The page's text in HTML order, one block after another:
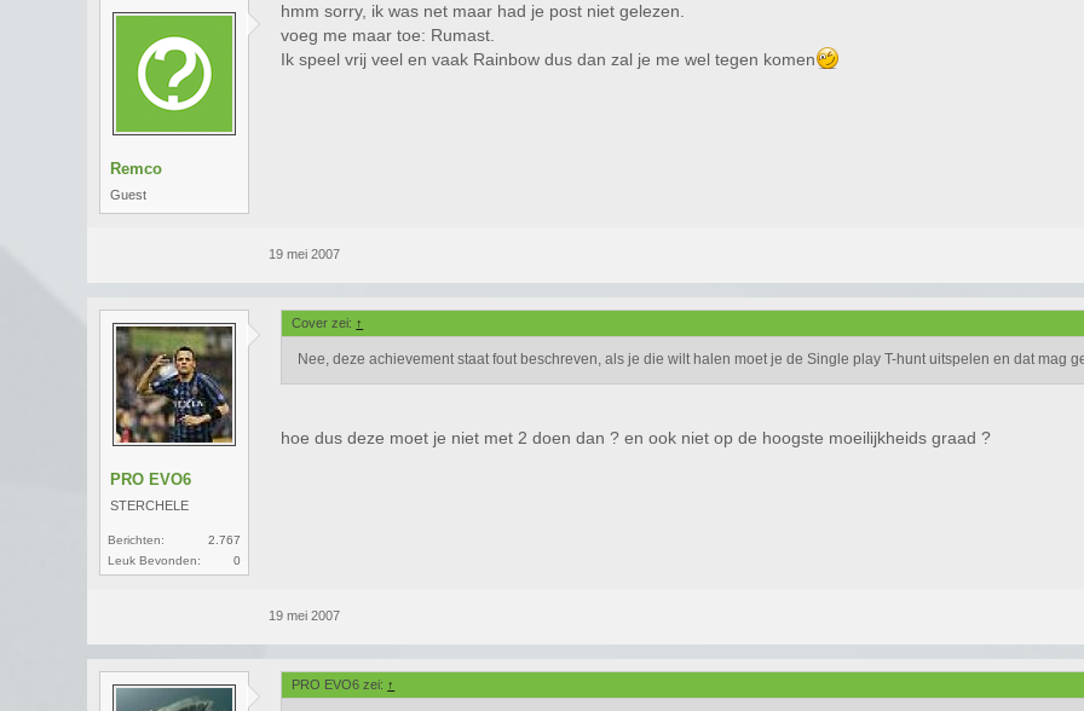
Remco
Guest
hmm sorry, ik was net maar had je post niet gelezen.
voeg me maar toe: Rumast.
Ik speel vrij veel en vaak Rainbow dus dan zal je me wel tegen komen
19 mei 2007
PRO EVO6
STERCHELE
Berichten:
2.767
Leuk Bevonden:
0
Cover zei: ↑
Nee, deze achievement staat fout beschreven, als je die wilt halen moet je de Single play T-hunt uitspelen en dat mag
hoe dus deze moet je niet met 2 doen dan ? en ook niet op de hoogste moeilijkheids graad ?
19 mei 2007
PRO EVO6 zei: ↑